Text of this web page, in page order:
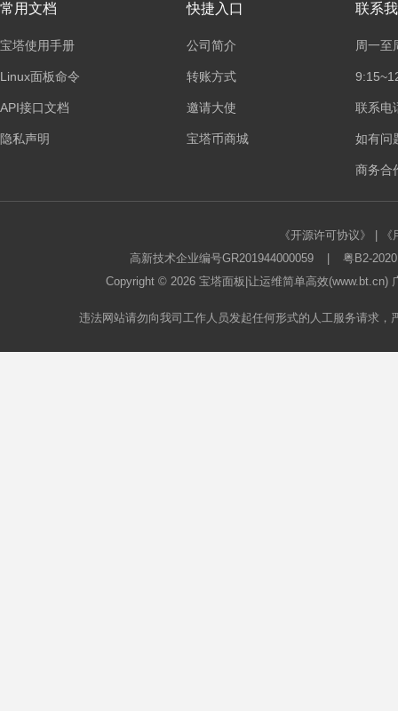
常用文档
宝塔使用手册
Linux面板命令
API接口文档
隐私声明
快捷入口
公司简介
转账方式
邀请大使
宝塔币商城
联系
周一至
联系电
如有问
商务合
《开源许可协议》
高新技术企业编号GR201944000059
粤B2-
Copyright © 2026 宝塔面板 |让运维简单高效
违法网站请勿向我司工作人员发起任何形式的人工服务请求，